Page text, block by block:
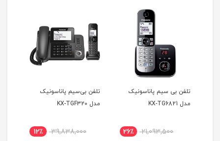
تلفن بی سیم پاناسونیک
مدل KX-TG6821
21,093,500 26٪
تلفن بی‌سیم پاناسونیک
مدل KX-TGF320
39,838,000 12٪